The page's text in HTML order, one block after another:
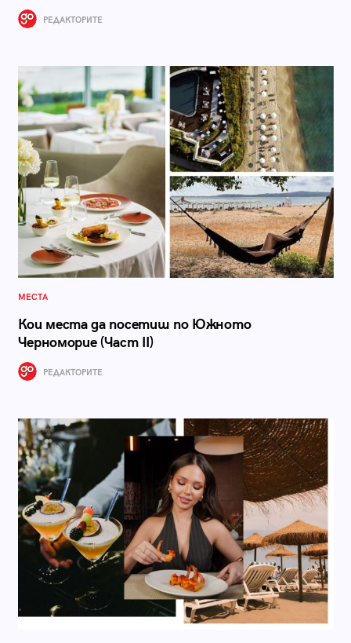
РЕДАКТОРИТЕ
МЕСТА
Кои места да посетиш по Южното
Черноморие (Част II)
РЕДАКТОРИТЕ